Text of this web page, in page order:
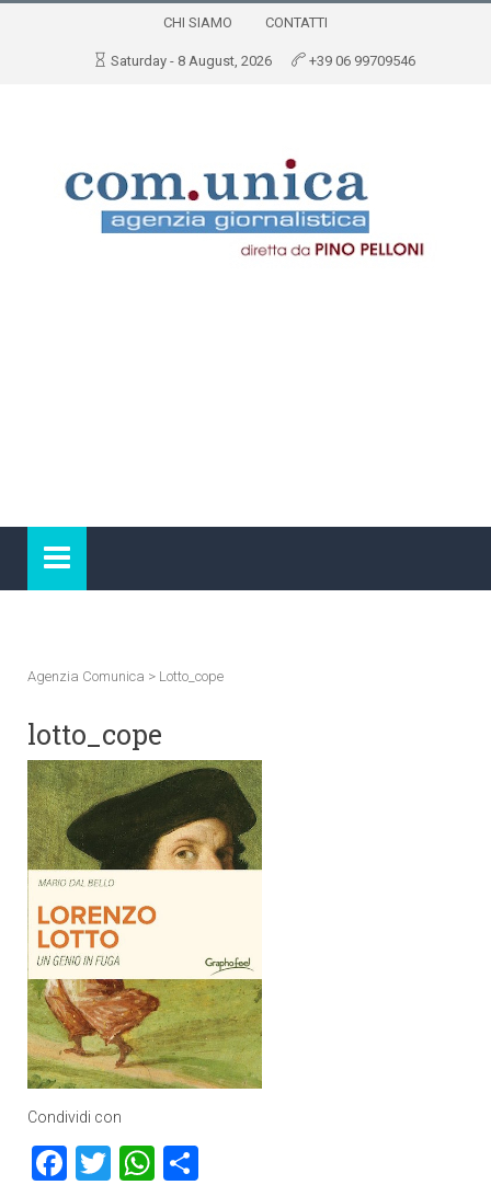
CHI SIAMO CONTATTI
Saturday - 8 August, 2026 +39 06 99709546
Agenzia Comunica > Lotto_cope
lotto_cope
Condividi con
Facebook
TwitterWhatsApp